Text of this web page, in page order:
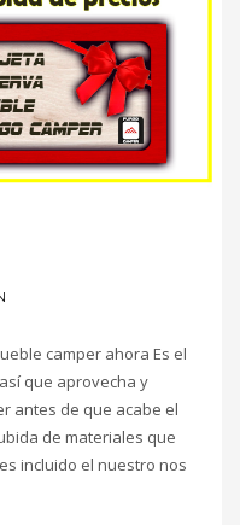
camper ahora Es el
que aprovecha y
antes de que acabe el
de materiales que
incluido el nuestro nos